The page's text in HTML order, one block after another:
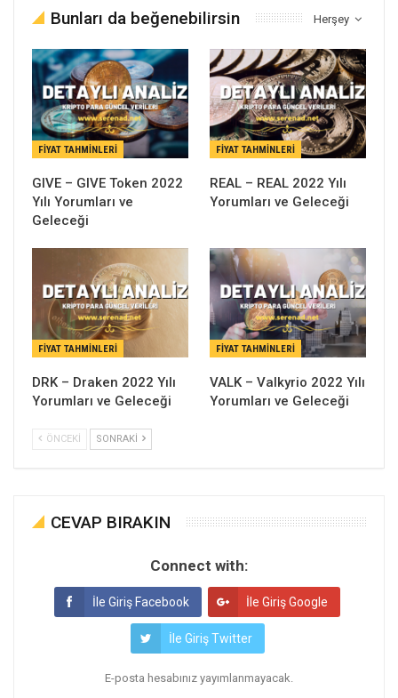
Herşey
Bunları da beğenebilirsin
FIYAT TAHMINLERI
GIVE – GIVE Token 2022
Yılı Yorumları ve
Geleceği
FIYAT TAHMINLERI
REAL – REAL 2022 Yılı
Yorumları ve Geleceği
FIYAT TAHMINLERI
DRK – Draken 2022 Yılı
Yorumları ve Geleceği
FIYAT TAHMINLERI
VALK – Valkyrio 2022 Yılı
Yorumları ve Geleceği
ÖNCEKI SONRAKI
CEVAP BIRAKIN
Connect with:
İle Giriş Facebook İle Giriş Google
İle Giriş Twitter
E-posta hesabınız yayımlanmayacak.